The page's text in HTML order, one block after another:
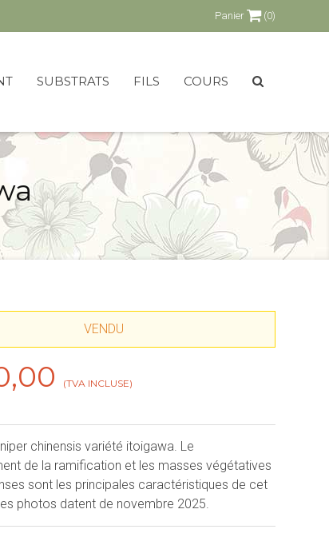
Panier (0)
SUBSTRATS FILS COURS
VENDU
(TVA INCLUSE)
chinensis variété itoigawa. Le
de la ramification et les masses végétatives
sont les principales caractéristiques de cet
photos datent de novembre 2025.